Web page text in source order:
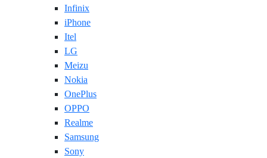
Infinix
iPhone
Itel
LG
Meizu
Nokia
OnePlus
OPPO
Realme
Samsung
Sony